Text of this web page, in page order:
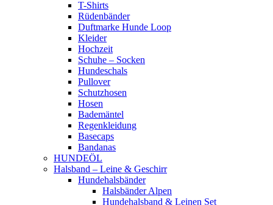
T-Shirts
Rüdenbänder
Duftmarke Hunde Loop
Kleider
Hochzeit
Schuhe – Socken
Hundeschals
Pullover
Schutzhosen
Hosen
Bademäntel
Regenkleidung
Basecaps
Bandanas
HUNDEÖL
Halsband – Leine & Geschirr
Hundehalsbänder
Halsbänder Alpen
Hundehalsband & Leinen Set